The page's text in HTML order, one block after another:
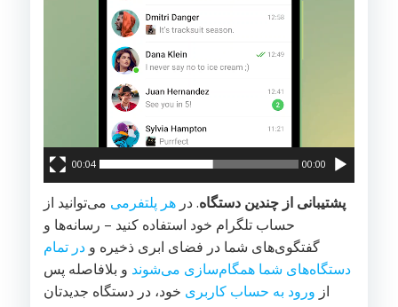
00:00
00:04
پشتیبانی از چندین دستگاه. در هر پلتفرمی می‌توانید از
حساب تلگرام‌ خود استفاده کنید – رسانه‌ها و
گفتگوی‌های شما در فضای ابری ذخیره و در تمام
دستگاه‌های شما همگام‌سازی می‌شوند و بلافاصله پس
از ورود به حساب کاربری خود، در دستگاه جدیدتان